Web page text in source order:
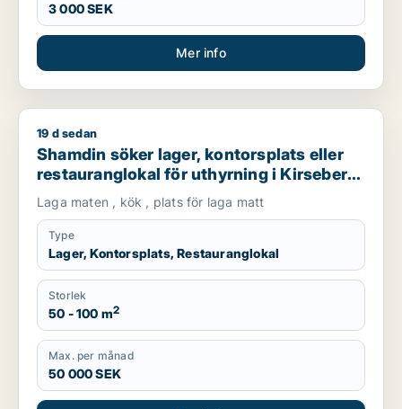
3 000 SEK
Mer info
Shamdin söker lager, kontorsplats eller restauranglokal för
19 d sedan
Shamdin söker lager, kontorsplats eller
restauranglokal för uthyrning i Kirseberg,
Husie eller Fosie m.fl.
Laga maten , kök , plats för laga matt
Type
Lager, Kontorsplats, Restauranglokal
Storlek
50 - 100 m2
Max. per månad
50 000 SEK